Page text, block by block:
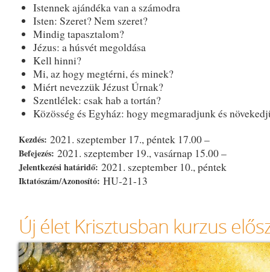
Istennek ajándéka van a számodra
Isten: Szeret? Nem szeret?
Mindig tapasztalom?
Jézus: a húsvét megoldása
Kell hinni?
Mi, az hogy megtérni, és minek?
Miért nevezzük Jézust Úrnak?
Szentlélek: csak hab a tortán?
Közösség és Egyház: hogy megmaradjunk és
Kezdés: 2021. szeptember 17., péntek 17.00 –
Befejezés: 2021. szeptember 19., vasárnap 15.00 –
Jelentkezési határidő: 2021. szeptember 10., péntek
Iktatószám/Azonosító: HU-21-13
Új élet Krisztusban kurzus